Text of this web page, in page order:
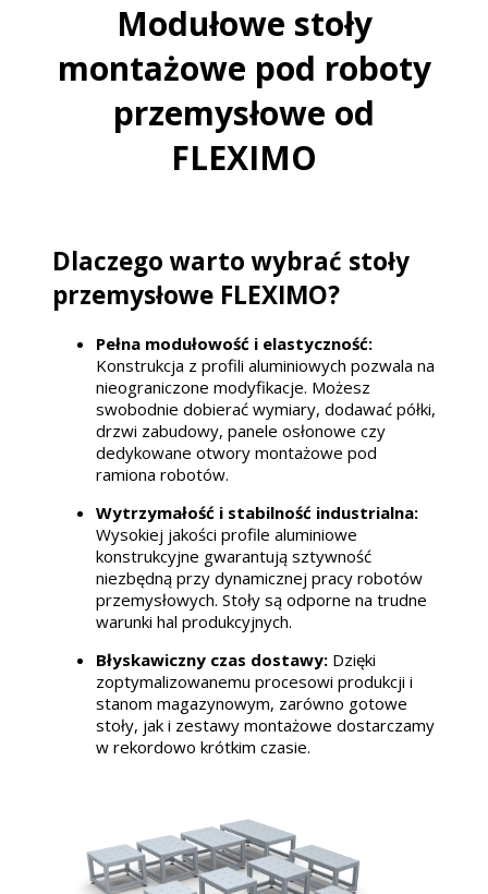
Modułowe stoły
montażowe pod roboty
przemysłowe od
FLEXIMO
Dlaczego warto wybrać stoły
przemysłowe FLEXIMO?
Pełna modułowość i elastyczność:
Konstrukcja z profili aluminiowych pozwala na
nieograniczone modyfikacje. Możesz
swobodnie dobierać wymiary, dodawać półki,
drzwi zabudowy, panele osłonowe czy
dedykowane otwory montażowe pod
ramiona robotów.
Wytrzymałość i stabilność industrialna:
Wysokiej jakości profile aluminiowe
konstrukcyjne gwarantują sztywność
niezbędną przy dynamicznej pracy robotów
przemysłowych. Stoły są odporne na trudne
warunki hal produkcyjnych.
Błyskawiczny czas dostawy: Dzięki
zoptymalizowanemu procesowi produkcji i
stanom magazynowym, zarówno gotowe
stoły, jak i zestawy montażowe dostarczamy
w rekordowo krótkim czasie.